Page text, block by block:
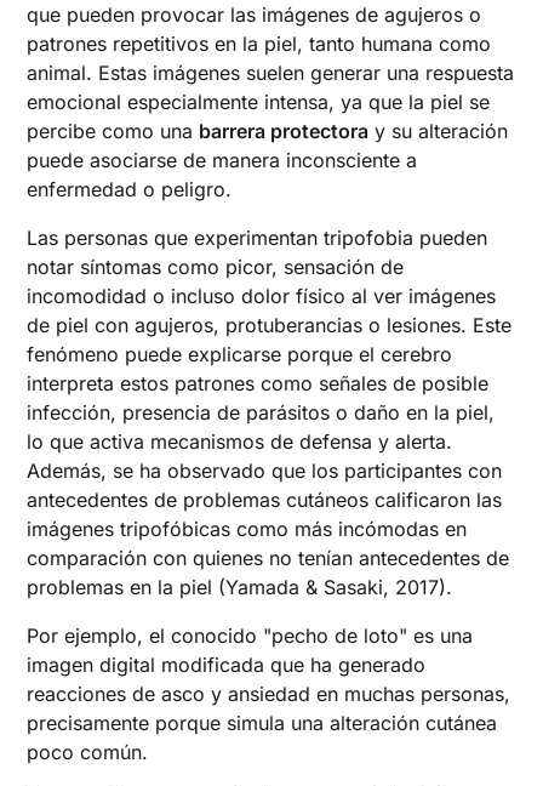
que pueden provocar las imágenes de agujeros o
patrones repetitivos en la piel, tanto humana como
animal. Estas imágenes suelen generar una respuesta
emocional especialmente intensa, ya que la piel se
percibe como una barrera protectora y su alteración
puede asociarse de manera inconsciente a
enfermedad o peligro.
Las personas que experimentan tripofobia pueden
notar síntomas como picor, sensación de
incomodidad o incluso dolor físico al ver imágenes
de piel con agujeros, protuberancias o lesiones. Este
fenómeno puede explicarse porque el cerebro
interpreta estos patrones como señales de posible
infección, presencia de parásitos o daño en la piel,
lo que activa mecanismos de defensa y alerta.
Además, se ha observado que los participantes con
antecedentes de problemas cutáneos calificaron las
imágenes tripofóbicas como más incómodas en
comparación con quienes no tenían antecedentes de
problemas en la piel (Yamada & Sasaki, 2017).
Por ejemplo, el conocido "pecho de loto" es una
imagen digital modificada que ha generado
reacciones de asco y ansiedad en muchas personas,
precisamente porque simula una alteración cutánea
poco común.